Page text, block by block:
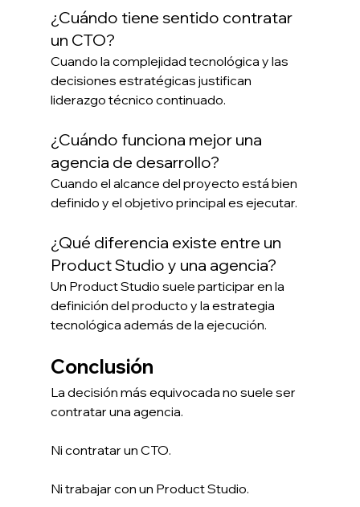
¿Cuándo tiene sentido contratar
un CTO?
Cuando la complejidad tecnológica y las
decisiones estratégicas justifican
liderazgo técnico continuado.
¿Cuándo funciona mejor una
agencia de desarrollo?
Cuando el alcance del proyecto está bien
definido y el objetivo principal es ejecutar.
¿Qué diferencia existe entre un
Product Studio y una agencia?
Un Product Studio suele participar en la
definición del producto y la estrategia
tecnológica además de la ejecución.
Conclusión
La decisión más equivocada no suele ser
contratar una agencia.
Ni contratar un CTO.
Ni trabajar con un Product Studio.